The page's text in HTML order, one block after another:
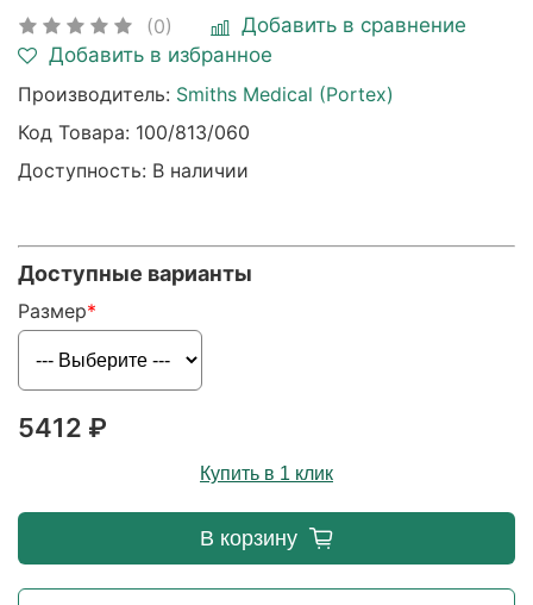
(0)
Добавить в сравнение
Добавить в избранное
Производитель: Smiths Medical (Portex)
Код Товара: 100/813/060
Доступность: В наличии
Доступные варианты
Размер
5412 ₽
Купить в 1 клик
В корзину